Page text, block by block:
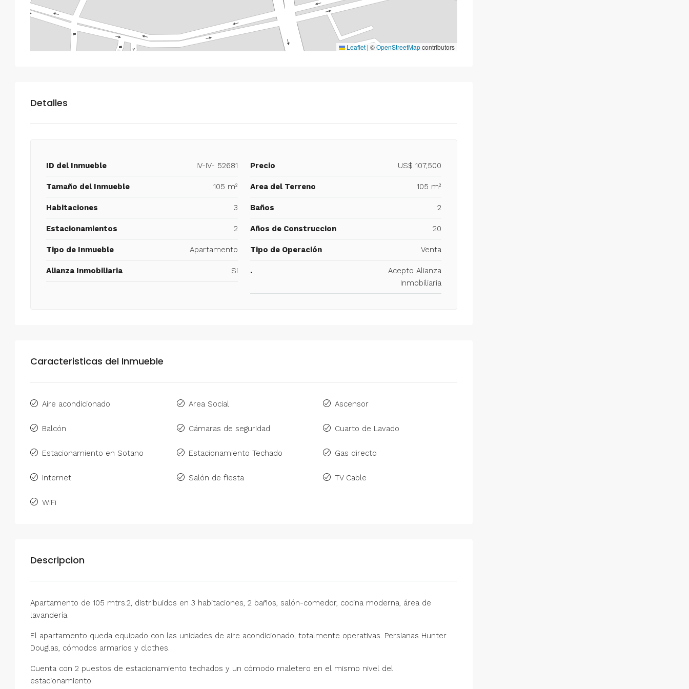
Leaflet | ©OpenStreetMapcontributors
Detalles
ID del Inmueble IV-IV- 52681 Precio US$ 107,500
Tamaño del Inmueble 105 m² Area del Terreno 105 m²
Habitaciones 3 Baños 2
Estacionamientos 2 Años de Construccion 20
Tipo de Inmueble Apartamento Tipo de Operación Venta
Alianza Inmobiliaria Si .
Acepto Alianza
Inmobiliaria
Caracteristicas del Inmueble
Aire acondicionado Area Social Ascensor
Balcón Cámaras de seguridad Cuarto de Lavado
Estacionamiento en Sotano Estacionamiento Techado Gas directo
Internet Salón de fiesta TV Cable
WiFi
Descripcion
Apartamento de 105 mtrs.2, distribuidos en 3 habitaciones, 2 baños, salón-comedor, cocina moderna, área de
lavandería.
El apartamento queda equipado con las unidades de aire acondicionado, totalmente operativas. Persianas Hunter
Douglas, cómodos armarios y clothes.
Cuenta con 2 puestos de estacionamiento techados y un cómodo maletero en el mismo nivel del
estacionamiento.